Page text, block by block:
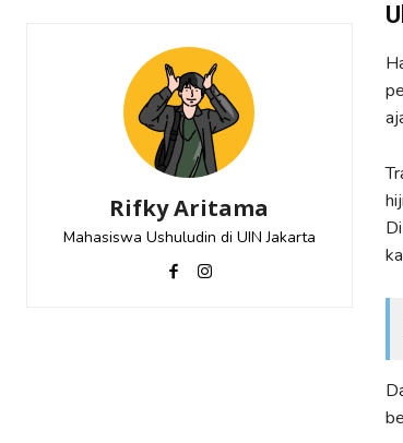
Rifky Aritama
Mahasiswa Ushuludin di UIN Jakarta